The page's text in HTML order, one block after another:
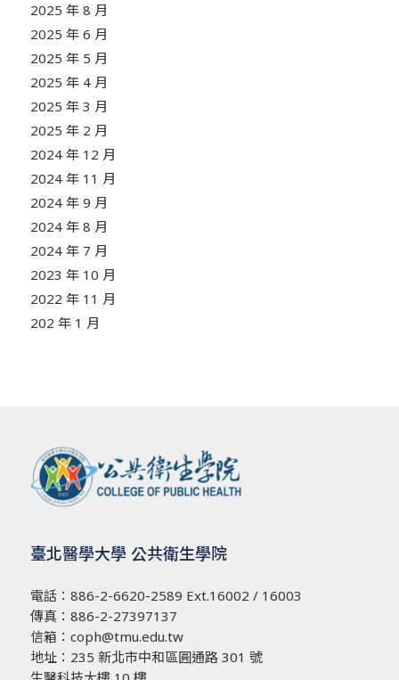
2025 年 8 月
2025 年 6 月
2025 年 5 月
2025 年 4 月
2025 年 3 月
2025 年 2 月
2024 年 12 月
2024 年 11 月
2024 年 9 月
2024 年 8 月
2024 年 7 月
2023 年 10 月
2022 年 11 月
202 年 1 月
臺北醫學大學 公共衛生學院
電話： 886-2-6620-2589 Ext.16002 / 16003
傳真：886-2-27397137
信箱： coph@tmu.edu.tw
地址： 235 新北市中和區圓通路 301 號